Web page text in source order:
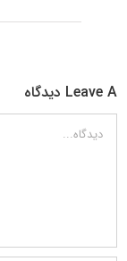
Leave A دیدگاه
دیدگاه